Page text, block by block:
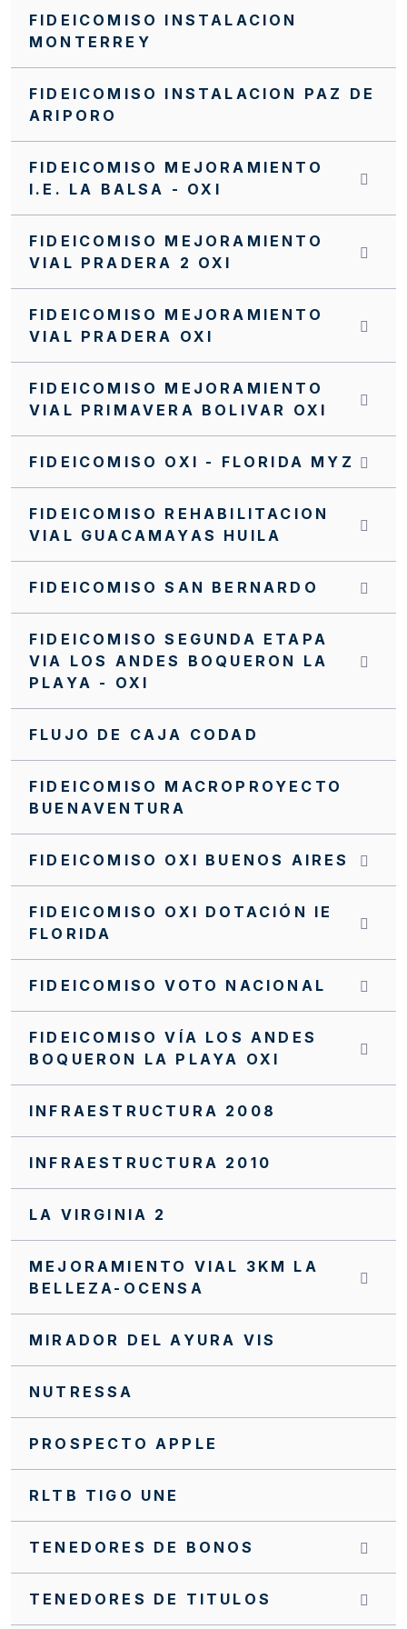
Invitación Abierta No. FFIE 006 de 2016
Invitación Abierta No 16 de 2019
INVITACIÓN INTERNA SI0071 FFIE DE 2023
INVITACIÓN INTERNA SI0068 FFIE DE 2023
INVITACIÓN INTERNA No.SA0057 FFIE 2022
INVITACIÓN INTERNA NO. SI0062 FFIE DE
2022
INVITACIÓN CERRADA SC0188 FFIE 2025
INVITACIÓN CERRADA SC0186 FFIE 2025
INVITACIÓN CERRADA SC0182 FFIE 2025
INVITACIÓN CERRADA SC0178 FFIE 2025
INVITACIÓN CERRADA SC0175 FFIE 2025
INVITACIÓN CERRADA SC0170 FFIE 2025
INVITACIÓN CERRADA SC0166 FFIE 2025
INVITACIÓN CERRADA SC0163 FFIE 2025
INVITACIÓN CERRADA SC0162 FFIE 2025
INVITACIÓN CERRADA SC0158 FFIE 2025
INVITACIÓN CERRADA SC0155 FFIE 2025
INVITACIÓN CERRADA SC0152 FFIE 2025
INVITACIÓN CERRADA SC0139 FFIE 2025
INVITACIÓN CERRADA SC0138 FFIE 2025
INVITACIÓN CERRADA SC0137 FFIE 2025
INVITACIÓN CERRADA SC0129 FFIE 2025
INVITACIÓN CERRADA SC0120 FFIE 2025
INVITACIÓN CERRADA SC0074 FFIE 2023
INVITACIÓN CERRADA FFIE No. 084 DE 2023
FIDEICOMISO INSTALACION
MONTERREY
FIDEICOMISO INSTALACION PAZ DE
ARIPORO
FIDEICOMISO MEJORAMIENTO
I.E. LA BALSA - OXI
FIDEICOMISO MEJORAMIENTO
VIAL PRADERA 2 OXI
FIDEICOMISO MEJORAMIENTO
VIAL PRADERA OXI
FIDEICOMISO MEJORAMIENTO
VIAL PRIMAVERA BOLIVAR OXI
FIDEICOMISO OXI - FLORIDA MYZ
FIDEICOMISO REHABILITACION
VIAL GUACAMAYAS HUILA
FIDEICOMISO SAN BERNARDO
FIDEICOMISO SEGUNDA ETAPA
VIA LOS ANDES BOQUERON LA
PLAYA - OXI
FLUJO DE CAJA CODAD
FIDEICOMISO MACROPROYECTO
BUENAVENTURA
FIDEICOMISO OXI BUENOS AIRES
FIDEICOMISO OXI DOTACIÓN IE
FLORIDA
FIDEICOMISO VOTO NACIONAL
FIDEICOMISO VÍA LOS ANDES
BOQUERON LA PLAYA OXI
INFRAESTRUCTURA 2008
INFRAESTRUCTURA 2010
LA VIRGINIA 2
MEJORAMIENTO VIAL 3KM LA
BELLEZA-OCENSA
MIRADOR DEL AYURA VIS
NUTRESSA
PROSPECTO APPLE
RLTB TIGO UNE
TENEDORES DE BONOS
TENEDORES DE TITULOS